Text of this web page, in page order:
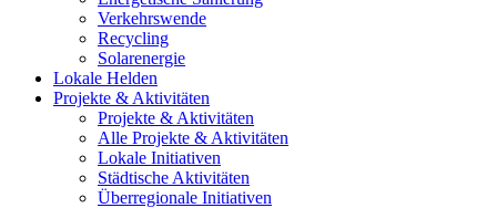
Verkehrswende
Recycling
Solarenergie
Lokale Helden
Projekte & Aktivitäten
Projekte & Aktivitäten
Alle Projekte & Aktivitäten
Lokale Initiativen
Städtische Aktivitäten
Überregionale Initiativen